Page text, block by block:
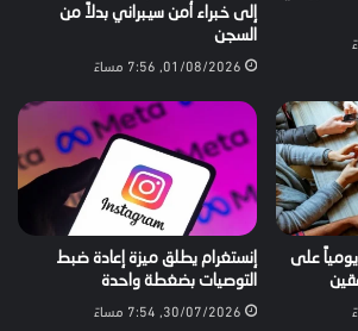
إلى خبراء أمن سيبراني بدلاً من
السجن
01/08/2026, 7:56 مساءً
5 ساعات يومياً على
إنستغرام يطلق ميزة إعادة ضبط
التوصيات بضغطة واحدة
30/07/2026, 7:54 مساءً